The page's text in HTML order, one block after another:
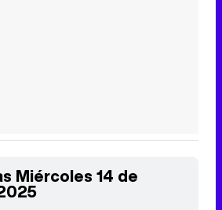
Miércoles 14 de